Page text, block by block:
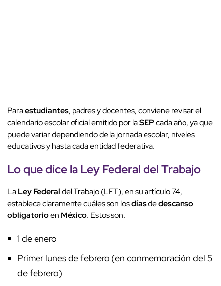
Paraestudiantes, padres y docentes, conviene revisar el
calendario escolar oficial emitido por laSEPcada año, ya que
puede variar dependiendo de la jornada escolar, niveles
educativos y hasta cada entidad federativa.
Lo que dice laLeyFederaldel Trabajo
LaLeyFederaldel Trabajo (LFT), en su artículo 74,
establece claramente cuáles son losdíasdedescanso
obligatorioen México. Estos son:
1 de enero
Primer lunes de febrero (en conmemoración del 5
de febrero)